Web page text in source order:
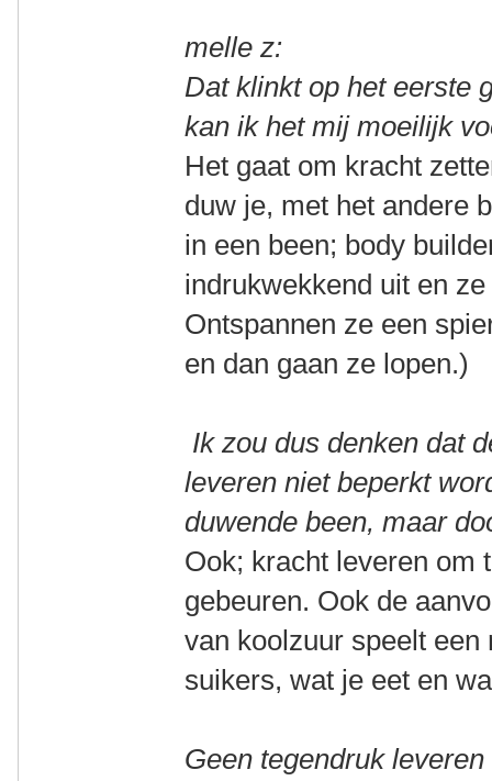
melle z:
Dat klinkt op het eerste
kan ik het mij moeilijk
Het gaat om kracht
duw je, met het andere
in een been; body
indrukwekkend uit en
Ontspannen ze een
en dan gaan ze lopen.)
Ik zou dus denken dat
leveren niet beperkt
duwende been, maar
Ook; kracht leveren om
gebeuren. Ook de
van koolzuur speelt
suikers, wat je eet en
Geen tegendruk